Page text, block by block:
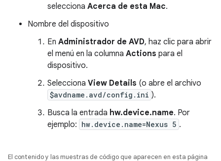
selecciona Acerca de esta Mac.
Nombre del dispositivo
En Administrador de AVD, haz clic para abrir
el menú en la columna Actions para el
dispositivo.
Selecciona View Details (o abre el archivo
$avdname.avd/config.ini ).
Busca la entrada hw.device.name. Por
ejemplo: hw.device.name=Nexus 5 .
El contenido y las muestras de código que aparecen en esta página